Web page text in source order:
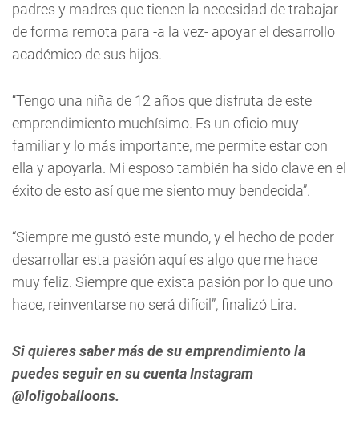
padres y madres que tienen la necesidad de trabajar
de forma remota para -a la vez- apoyar el desarrollo
académico de sus hijos.
“Tengo una niña de 12 años que disfruta de este
emprendimiento muchísimo. Es un oficio muy
familiar y lo más importante, me permite estar con
ella y apoyarla. Mi esposo también ha sido clave en el
éxito de esto así que me siento muy bendecida”.
“Siempre me gustó este mundo, y el hecho de poder
desarrollar esta pasión aquí es algo que me hace
muy feliz. Siempre que exista pasión por lo que uno
hace, reinventarse no será difícil”, finalizó Lira.
Si quieres saber más de su emprendimiento la
puedes seguir en su cuenta Instagram
@loligoballoons.